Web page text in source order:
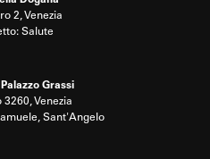
2, Venezia
Salute
Palazzo Grassi
Venezia
Sant'Angelo